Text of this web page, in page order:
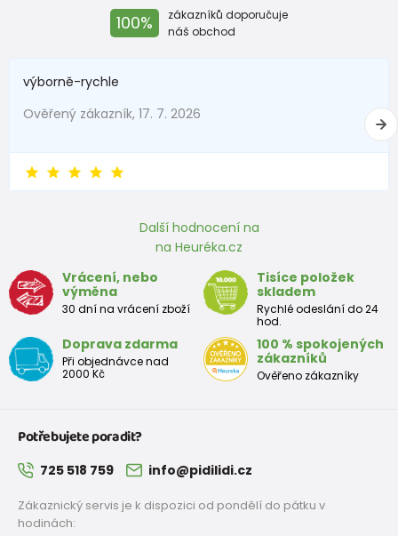
100%
zákazníků doporučuje
náš obchod
výborně-rychle
Ověřený zákazník, 17. 7. 2026
Další hodnocení na
na Heuréka.cz
Vrácení, nebo
výměna
30 dní na vrácení zboží
Tisíce položek
skladem
Rychlé odeslání do 24
hod.
Doprava zdarma
Při objednávce nad
2000 Kč
100 % spokojených
zákazníků
Ověřeno zákazníky
Potřebujete poradit?
725 518 759 info@pidilidi.cz
Zákaznický servis je k dispozici od pondělí do pátku v
hodinách: